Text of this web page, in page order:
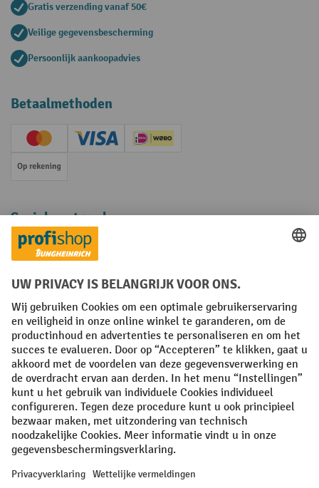
Gratis verzending vanaf 50€
Veilige gegevensbescherming
Persoonlijk aankoopadvies
Betaalmethoden
Creditcard (Master)Creditcard (Visa)iDEAL | Wero
Op rekening
Sociale netwerken
Facebook
YouTube
LinkedInInstagram
Algemene leveringsvoorwaarden Copyright
Privacyverklaring Privacy Instellingen
All prices excl. VAT plusshipping costs and possible delivery charges,
if not stated otherwise.
¹ De korting is geldig zolang de voorraad strekt. De korting is niet van
toepassing op speciale prijzen. Een combinatie met andere
procentuele kortingen of vouchers is niet mogelijk. | ² De korting
nieuwsbrief. De voucher is 10 dagen geldig en kan online worden